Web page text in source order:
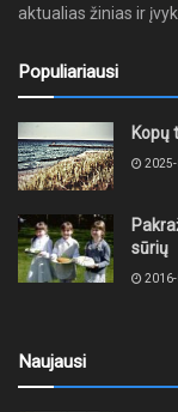
aktualias žinias ir
Populiariausi
Kopų
sūrių
Naujausi